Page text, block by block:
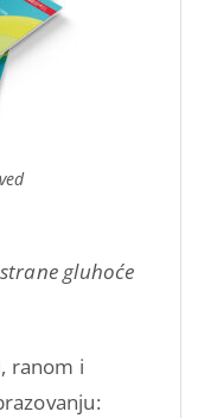
gluhoće
ranom i